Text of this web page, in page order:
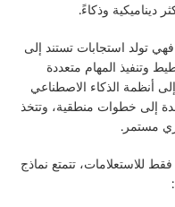
ديناميكية وذكاءً.
فهي تولد استجابات تستند إلى
وتنفيذ المهام متعددة
أنظمة الذكاء الاصطناعي
إلى خطوات منطقية، وتتخذ
مستمر.
للاستعلامات، تتمتع نماذج